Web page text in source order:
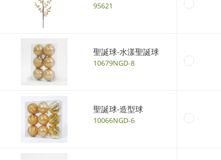
95621
聖誕球-水漾聖誕球
10679NGD-8
聖誕球-造型球
10066NGD-6